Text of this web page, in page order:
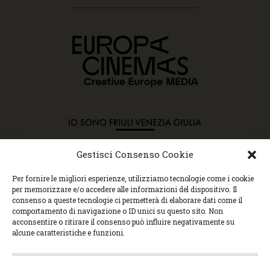
Gestisci Consenso Cookie
Per fornire le migliori esperienze, utilizziamo tecnologie come i cookie
per memorizzare e/o accedere alle informazioni del dispositivo. Il
consenso a queste tecnologie ci permetterà di elaborare dati come il
comportamento di navigazione o ID unici su questo sito. Non
acconsentire o ritirare il consenso può influire negativamente su
alcune caratteristiche e funzioni.
Copyright © 2015 Cec, Tutti i diritti riservati. Nessun
contenuto può essere copiato o manipolato. Accedendo al
sito approvi la Policy sulla privacy e la Policy sui
contenuti.
Centro espressioni cinematografiche, via Villalta, 24 |
33100 Udine | tel. 0432 299545 | P.Iva 01295290306 |
cec@cecudine.org